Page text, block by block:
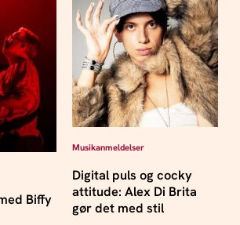
Biffy
Musikanmeldelser
Digital puls og cocky
attitude: Alex Di Brita
gør det med stil